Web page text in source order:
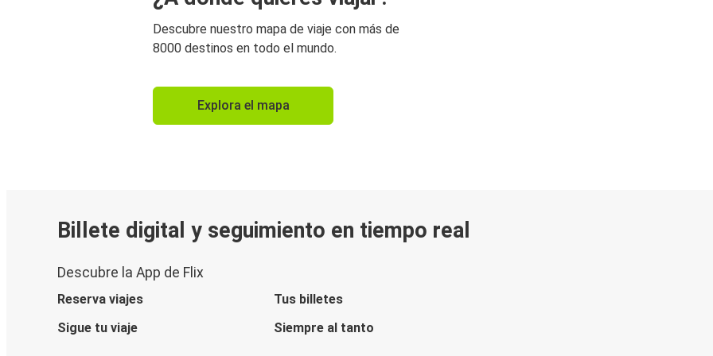
Descubre nuestro mapa de viaje con más de
8000 destinos en todo el mundo.
Explora el mapa
Billete digital y seguimiento en tiempo real
Descubre la App de Flix
Reserva viajes
Tus billetes
Sigue tu viaje
Siempre al tanto